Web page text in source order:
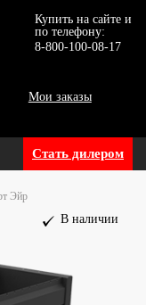
Купить на сайте и
по телефону:
8-800-100-08-17
Мои заказы
Стать дилером
Эйр
В наличии